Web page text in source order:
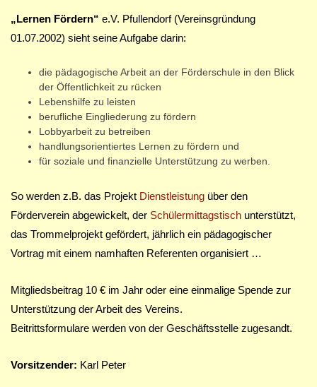
„Lernen Fördern“ e.V. Pfullendorf (Vereinsgründung
01.07.2002) sieht seine Aufgabe darin:
die pädagogische Arbeit an der Förderschule in den Blick
der Öffentlichkeit zu rücken
Lebenshilfe zu leisten
berufliche Eingliederung zu fördern
Lobbyarbeit zu betreiben
handlungsorientiertes Lernen zu fördern und
für soziale und finanzielle Unterstützung zu werben.
So werden z.B. das Projekt Dienstleistung über den
Förderverein abgewickelt, der Schülermittagstisch unterstützt,
das Trommelprojekt gefördert, jährlich ein pädagogischer
Vortrag mit einem namhaften Referenten organisiert …
Mitgliedsbeitrag 10 € im Jahr oder eine einmalige Spende zur
Unterstützung der Arbeit des Vereins.
Beitrittsformulare werden von der Geschäftsstelle zugesandt.
Vorsitzender: Karl Peter